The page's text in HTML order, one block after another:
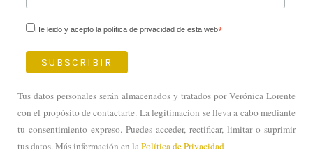
He leido y acepto la política de privacidad de esta web*
Tus datos personales serán almacenados y tratados por Verónica Lorente
con el propósito de contactarte. La legitimacion se lleva a cabo mediante
tu consentimiento expreso. Puedes acceder, rectificar, limitar o suprimir
tus datos. Más información en laPolítica de Privacidad